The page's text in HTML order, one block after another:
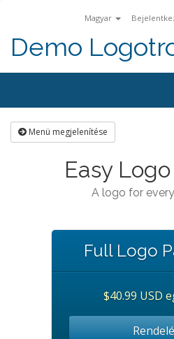
Magyar
Demo
Menü megjelenítése
Easy
A logo for
Full Logo
$40.99 USD